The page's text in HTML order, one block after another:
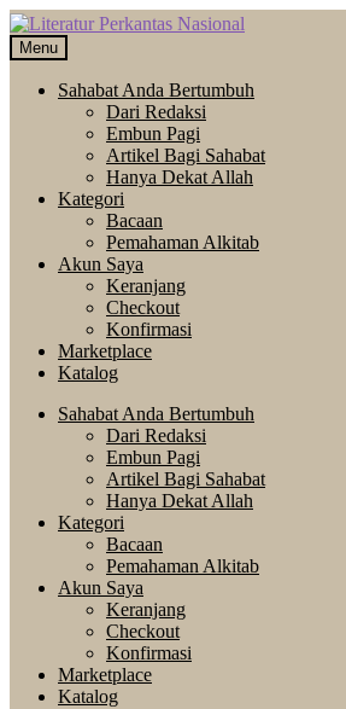
Skip
to
navigation
Langsung
ke
isi
Menu
Sahabat Anda Bertumbuh
Dari Redaksi
Embun Pagi
Artikel Bagi Sahabat
Hanya Dekat Allah
Kategori
Bacaan
Pemahaman Alkitab
Akun Saya
Keranjang
Checkout
Konfirmasi
Marketplace
Katalog
Sahabat Anda Bertumbuh
Dari Redaksi
Embun Pagi
Artikel Bagi Sahabat
Hanya Dekat Allah
Kategori
Bacaan
Pemahaman Alkitab
Akun Saya
Keranjang
Checkout
Konfirmasi
Marketplace
Katalog